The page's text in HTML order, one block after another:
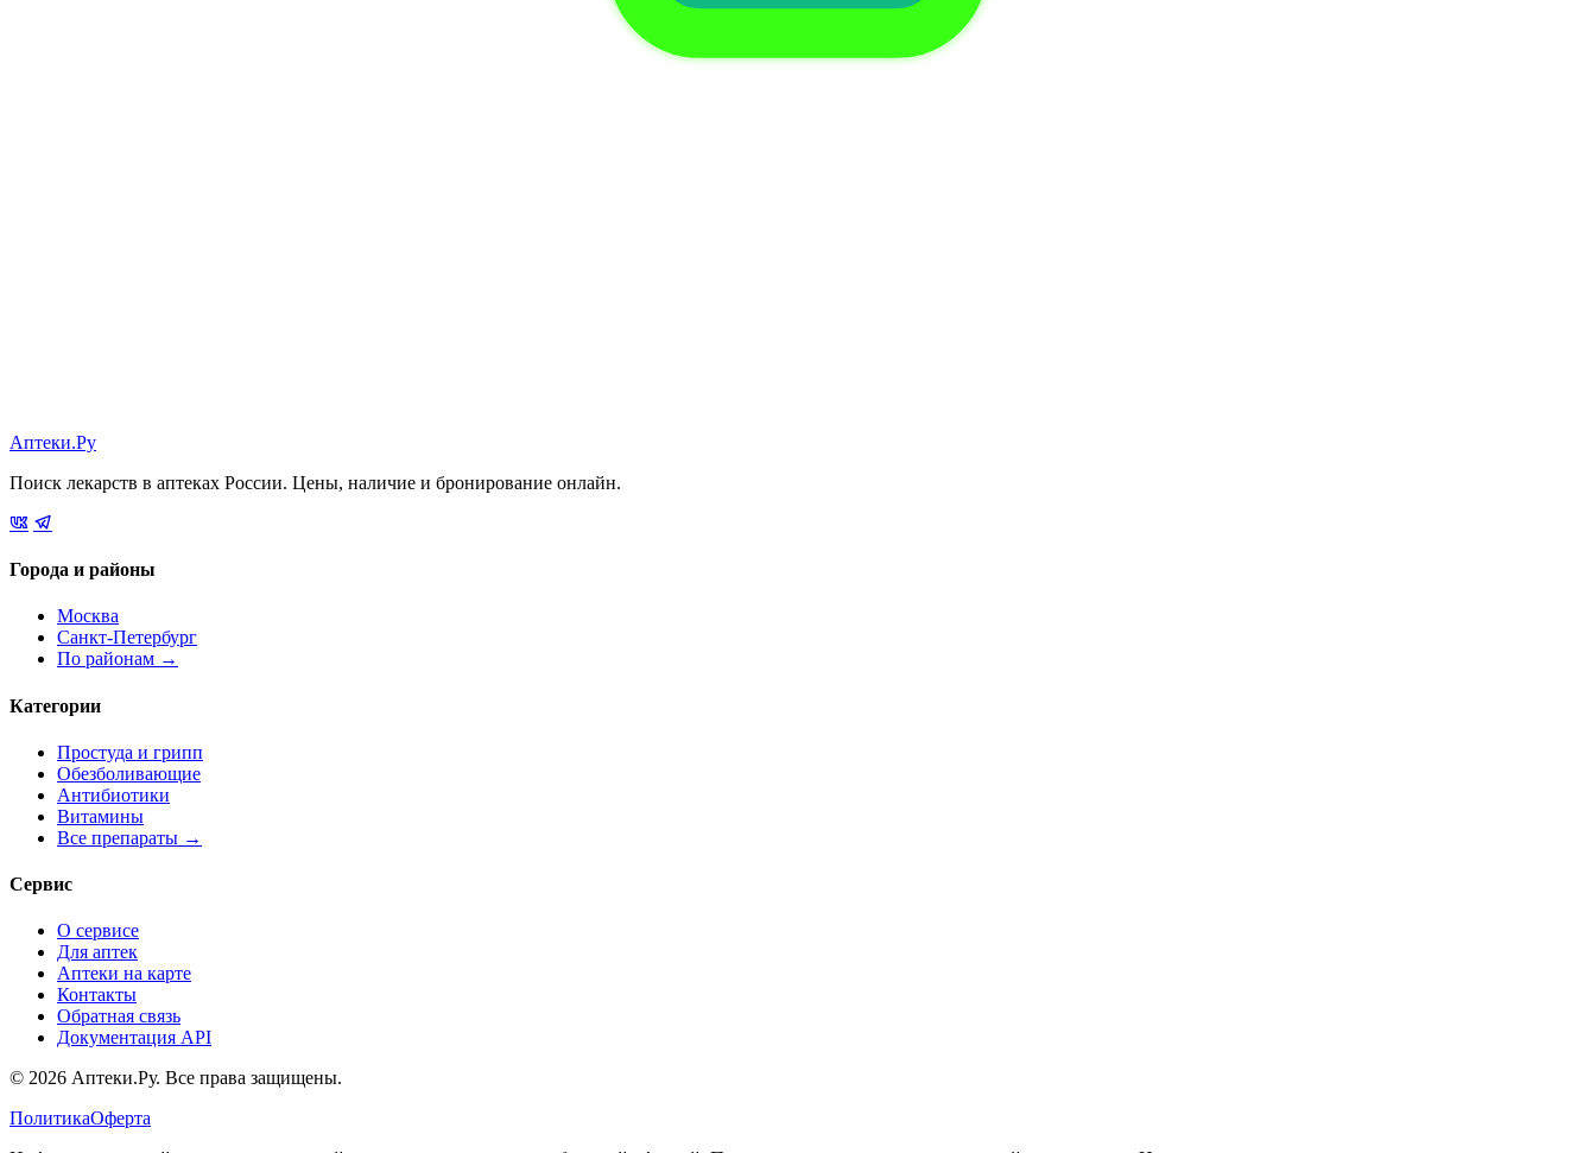
Аптеки.Ру
Поиск лекарств в аптеках России. Цены, наличие и бронирование онлайн.
Города и районы
Москва
Санкт-Петербург
По районам →
Категории
Простуда и грипп
Обезболивающие
Антибиотики
Витамины
Все препараты →
Сервис
О сервисе
Для аптек
Аптеки на карте
Контакты
Обратная связь
Документация API
© 2026 Аптеки.Ру. Все права защищены.
ПолитикаОферта